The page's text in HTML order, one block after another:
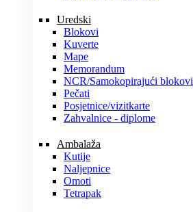
Uredski
Blokovi
Kuverte
Mape
Memorandum
NCR/Samokopirajući blokovi
Pečati
Posjetnice/vizitkarte
Zahvalnice - diplome
Ambalaža
Kutije
Naljepnice
Omoti
Tetrapak